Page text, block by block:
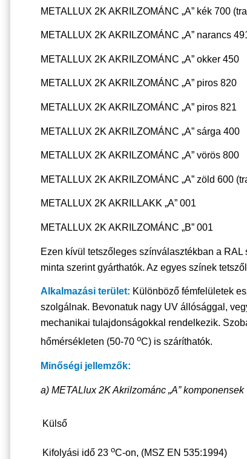
METALLUX 2K AKRILZOMÁNC „A” kék 700
METALLUX 2K AKRILZOMÁNC „A” narancs
METALLUX 2K AKRILZOMÁNC „A” okker 450
METALLUX 2K AKRILZOMÁNC „A” piros 820
METALLUX 2K AKRILZOMÁNC „A” piros 821
METALLUX 2K AKRILZOMÁNC „A” sárga 400
METALLUX 2K AKRILZOMÁNC „A” vörös 800
METALLUX 2K AKRILZOMÁNC „A” zöld 600
METALLUX 2K AKRILLAKK „A” 001
METALLUX 2K AKRILZOMÁNC „B” 001
Ezen kívül tetszőleges színválasztékban a
minta szerint gyárthatók. Az egyes színek
Alkalmazási terület: Különböző fémfelületek
szolgálnak. Bevonatuk nagy UV állósággal,
mechanikai tulajdonságokkal rendelkezik.
hőmérsékleten (50-70 oC) is száríthatók.
Minőségi jellemzők:
a) METALlux 2K Akrilzománc „A” komponensek
Külső
Kifolyási idő 23 oC-on, (MSZ EN 535:1994)